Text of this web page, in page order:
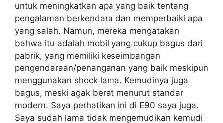
untuk meningkatkan apa yang baik tentang
pengalaman berkendara dan memperbaiki apa
yang salah. Namun, mereka mengatakan
bahwa itu adalah mobil yang cukup bagus dari
pabrik, yang memiliki keseimbangan
pengendaraan/penanganan yang baik meskipun
menggunakan shock lama. Kemudinya juga
bagus, meski agak berat menurut standar
modern. Saya perhatikan ini di E90 saya juga.
Saya sudah lama tidak mengemudikan kemudi